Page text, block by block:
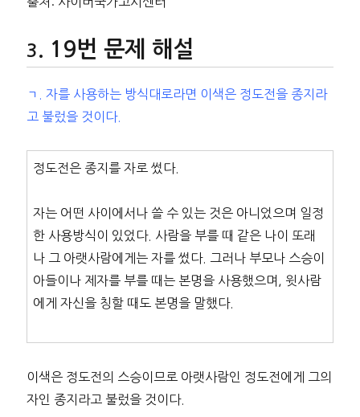
19번 문제 해설
ㄱ. 자를 사용하는 방식대로라면 이색은 정도전을 종지라
고 불렀을 것이다.
정도전은 종지를 자로 썼다.
자는 어떤 사이에서나 쓸 수 있는 것은 아니었으며 일정
한 사용방식이 있었다. 사람을 부를 때 같은 나이 또래
나 그 아랫사람에게는 자를 썼다. 그러나 부모나 스승이
아들이나 제자를 부를 때는 본명을 사용했으며, 윗사람
에게 자신을 칭할 때도 본명을 말했다.
이색은 정도전의 스승이므로 아랫사람인 정도전에게 그의
자인 종지라고 불렀을 것이다.